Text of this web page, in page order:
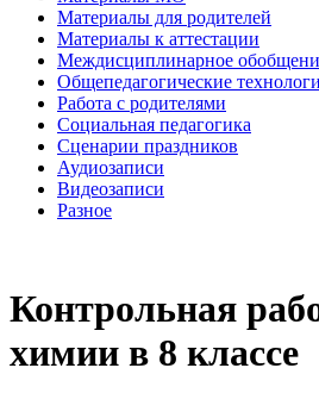
Материалы для родителей
Материалы к аттестации
Междисциплинарное
Общепедагогические
Работа с родителями
Социальная педагогика
Сценарии праздников
Аудиозаписи
Видеозаписи
Разное
Контрольная
химии в 8 классе